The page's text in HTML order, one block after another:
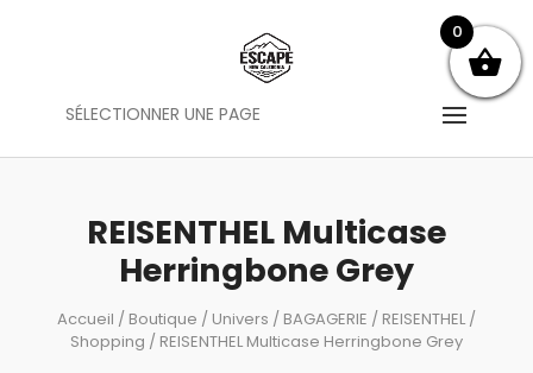
SÉLECTIONNER UNE PAGE
REISENTHEL Multicase
Herringbone Grey
Accueil / Boutique / Univers / BAGAGERIE / REISENTHEL/
Shopping / REISENTHEL Multicase Herringbone Grey
0